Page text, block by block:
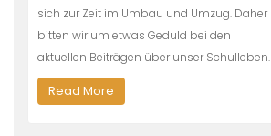
sich zur Zeit im Umbau und Umzug. Daher
bitten wir um etwas Geduld bei den
aktuellen Beiträgen über unser Schulleben.
Read More